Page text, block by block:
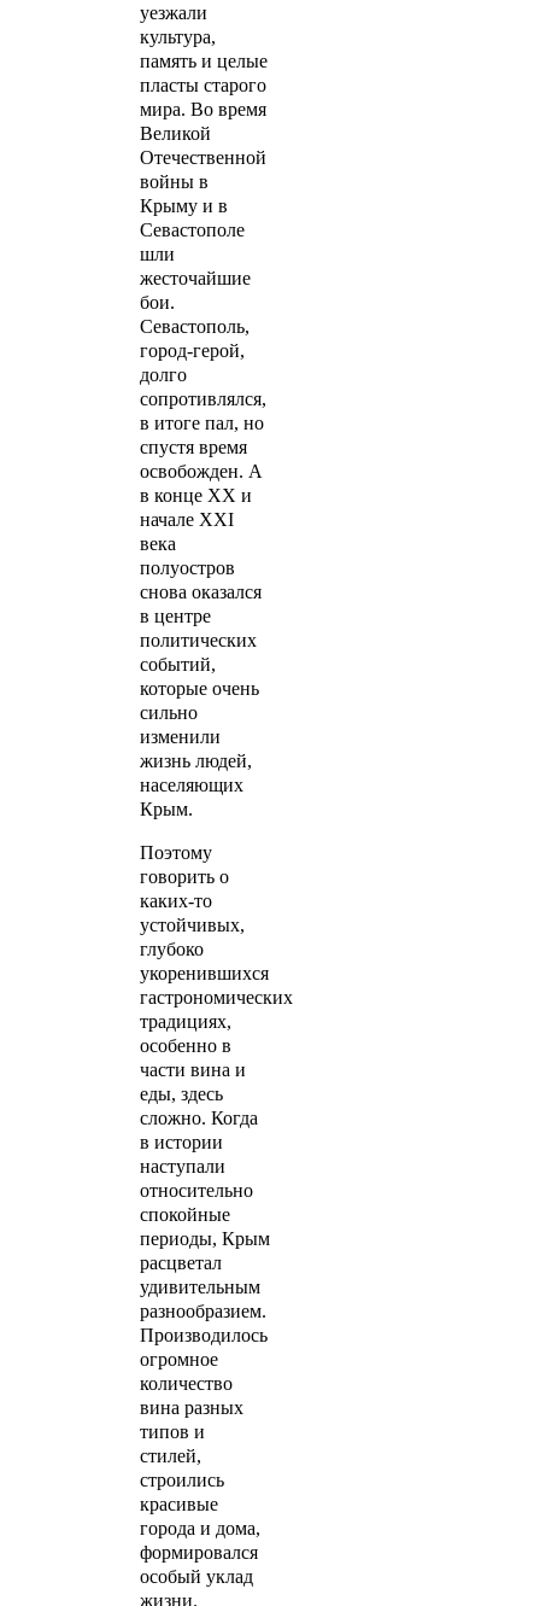
уезжали
культура,
память и целые
пласты старого
мира. Во время
Великой
Отечественной
войны в
Крыму и в
Севастополе
шли
жесточайшие
бои.
Севастополь,
город-герой,
долго
сопротивлялся,
в итоге пал, но
спустя время
освобожден. А
в конце XX и
начале XXI
века
полуостров
снова оказался
в центре
политических
событий,
которые очень
сильно
изменили
жизнь людей,
населяющих
Крым.
Поэтому
говорить о
каких-то
устойчивых,
глубоко
укоренившихся
гастрономических
традициях,
особенно в
части вина и
еды, здесь
сложно. Когда
в истории
наступали
относительно
спокойные
периоды, Крым
расцветал
удивительным
разнообразием.
Производилось
огромное
количество
вина разных
типов и
стилей,
строились
красивые
города и дома,
формировался
особый уклад
жизни.